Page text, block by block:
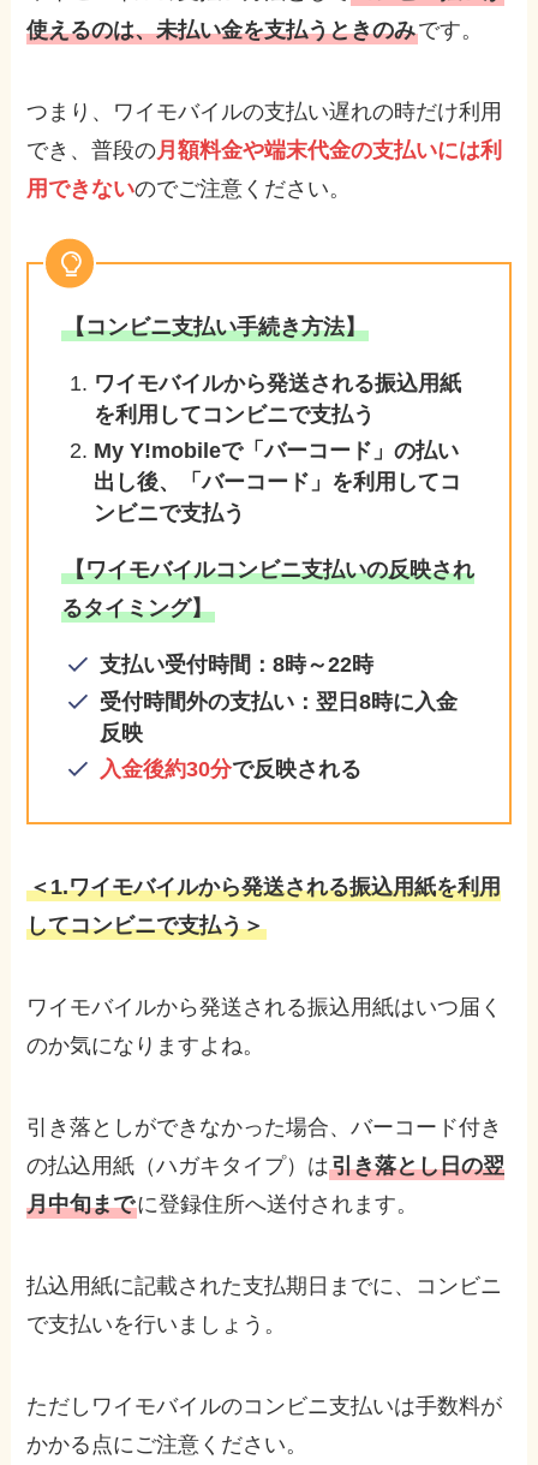
使えるのは、未払い金を支払うときのみです。
つまり、ワイモバイルの支払い遅れの時だけ利用
でき、普段の月額料金や端末代金の支払いには利
用できないのでご注意ください。
【コンビニ支払い手続き方法】
ワイモバイルから発送される振込用紙
を利用してコンビニで支払う
My Y!mobileで「バーコード」の払い
出し後、「バーコード」を利用してコ
ンビニで支払う
【ワイモバイルコンビニ支払いの反映され
るタイミング】
支払い受付時間：8時～22時
受付時間外の支払い：翌日8時に入金
反映
入金後約30分で反映される
＜1.ワイモバイルから発送される振込用紙を利用
してコンビニで支払う＞
ワイモバイルから発送される振込用紙はいつ届く
のか気になりますよね。
引き落としができなかった場合、バーコード付き
の払込用紙（ハガキタイプ）は引き落とし日の翌
月中旬までに登録住所へ送付されます。
払込用紙に記載された支払期日までに、コンビニ
で支払いを行いましょう。
ただしワイモバイルのコンビニ支払いは手数料が
かかる点にご注意ください。